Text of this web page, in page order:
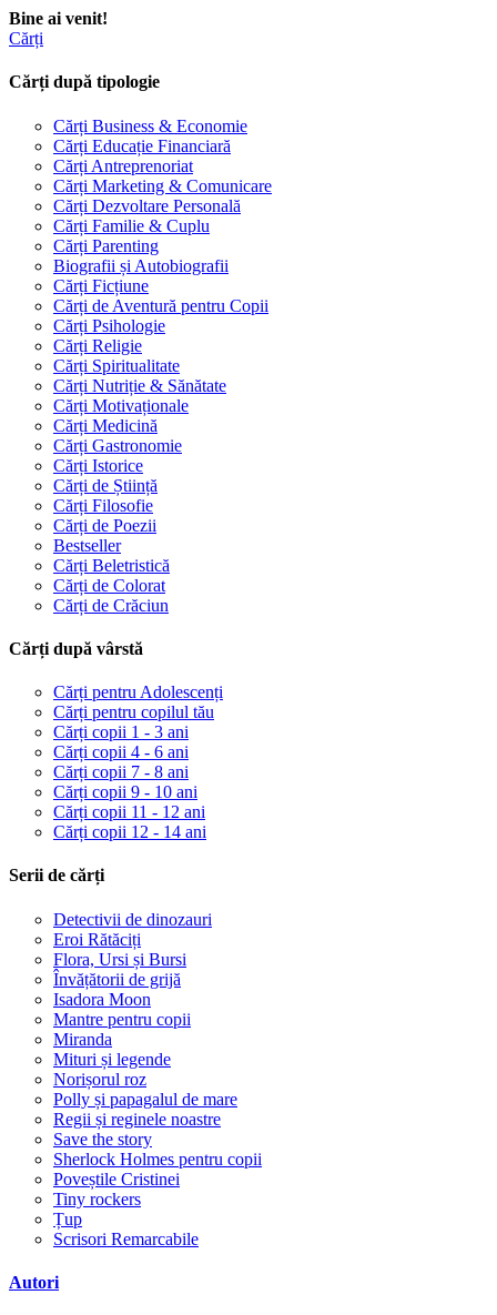
Bine ai venit!
Cărți
Cărți după tipologie
Cărți Business & Economie
Cărți Educație Financiară
Cărți Antreprenoriat
Cărți Marketing & Comunicare
Cărți Dezvoltare Personală
Cărți Familie & Cuplu
Cărți Parenting
Biografii și Autobiografii
Cărți Ficțiune
Cărți de Aventură pentru Copii
Cărți Psihologie
Cărți Religie
Cărți Spiritualitate
Cărți Nutriție & Sănătate
Cărți Motivaționale
Cărți Medicină
Cărți Gastronomie
Cărți Istorice
Cărți de Știință
Cărți Filosofie
Cărți de Poezii
Bestseller
Cărți Beletristică
Cărți de Colorat
Cărți de Crăciun
Cărți după vârstă
Cărți pentru Adolescenți
Cărți pentru copilul tău
Cărți copii 1 - 3 ani
Cărți copii 4 - 6 ani
Cărți copii 7 - 8 ani
Cărți copii 9 - 10 ani
Cărți copii 11 - 12 ani
Cărți copii 12 - 14 ani
Serii de cărți
Detectivii de dinozauri
Eroi Rătăciți
Flora, Ursi și Bursi
Învățătorii de grijă
Isadora Moon
Mantre pentru copii
Miranda
Mituri și legende
Norișorul roz
Polly și papagalul de mare
Regii și reginele noastre
Save the story
Sherlock Holmes pentru copii
Poveștile Cristinei
Tiny rockers
Țup
Scrisori Remarcabile
Autori